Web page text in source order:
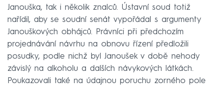
Janouška, tak i několik znalců. Ústavní soud totiž
nařídil, aby se soudní senát vypořádal s argumenty
Janouškových obhájců. Právníci při předchozím
projednávání návrhu na obnovu řízení předložili
posudky, podle nichž byl Janoušek v době nehody
závislý na alkoholu a dalších návykových látkách.
Poukazovali také na údajnou poruchu zorného pole